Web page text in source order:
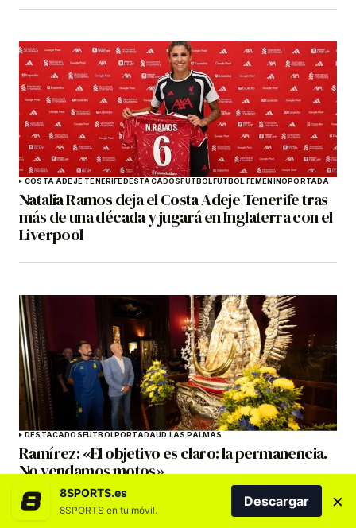
COSTA ADEJE TENERIFEDESTACADOSFÚTBOLFÚTBOL FEMENINOPORTADA
Natalia Ramos deja el Costa Adeje Tenerife tras
más de una década y jugará en Inglaterra con el
Liverpool
DESTACADOSFÚTBOLPORTADAUD LAS PALMAS
Ramírez: «El objetivo es claro: la permanencia.
No vendamos motos»
8SPORTS.es
8SPORTS en tu móvil.
Descargar ×